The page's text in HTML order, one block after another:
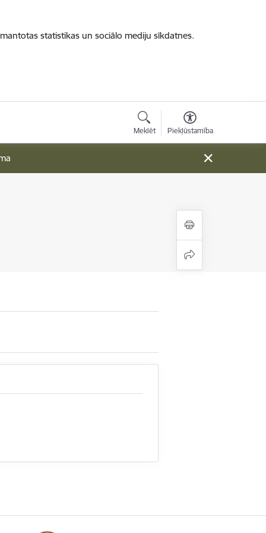
statistikas un sociālo mediju sīkdatnes.
Meklēt Piekļūstamība